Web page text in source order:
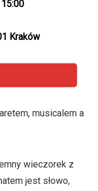
Kraków
musicalem a
wieczorek z
jest słowo,